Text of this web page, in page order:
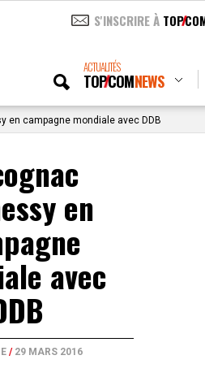
S'INSCRIRE À TOP
ACTUALITÉS
TOPCOMNEWS
en campagne mondiale avec DDB
en
avec
/ 29 MARS 2016